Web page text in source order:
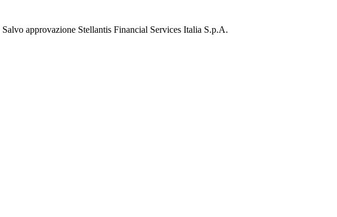
Salvo approvazione Stellantis Financial Services Italia S.p.A.